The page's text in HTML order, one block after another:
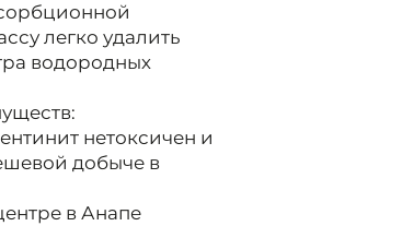
легко удалить
водородных
нетоксичен и
добыче в
в Анапе